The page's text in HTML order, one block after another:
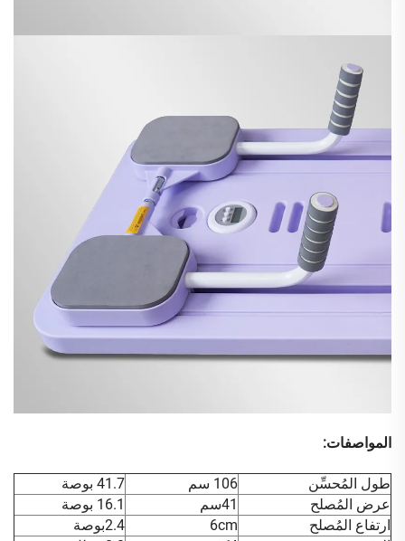
المواصفات:
طول المُحسِّن 106 سم
41.7 بوصة
عرض المُصلح
41سم
16.1 بوصة
ارتفاع المُصلح
6cm
2.4بوصة